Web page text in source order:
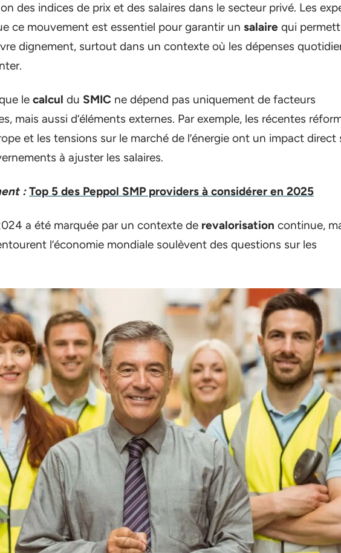
des indices de prix et des salaires dans le secteur privé. Les
ce mouvement est essentiel pour garantir un salaire qui
dignement, surtout dans un contexte où les dépenses
le calcul du SMIC ne dépend pas uniquement de facteurs
mais aussi d’éléments externes. Par exemple, les récentes
et les tensions sur le marché de l’énergie ont un impact direct
à ajuster les salaires.
: Top 5 des Peppol SMP providers à considérer en 2025
a été marquée par un contexte de revalorisation continue,
l’économie mondiale soulèvent des questions sur les